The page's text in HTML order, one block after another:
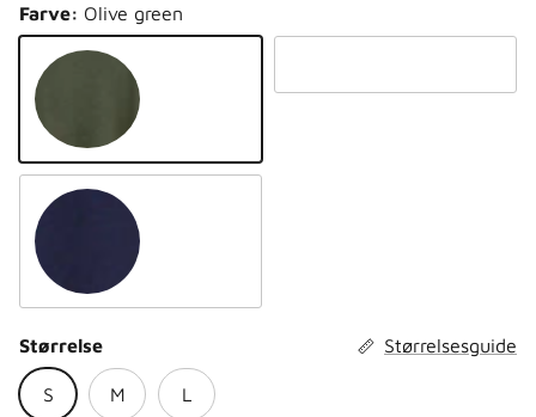
Farve: Olive green
Olive green
Cobalt blue
Størrelse Størrelsesguide
S M L